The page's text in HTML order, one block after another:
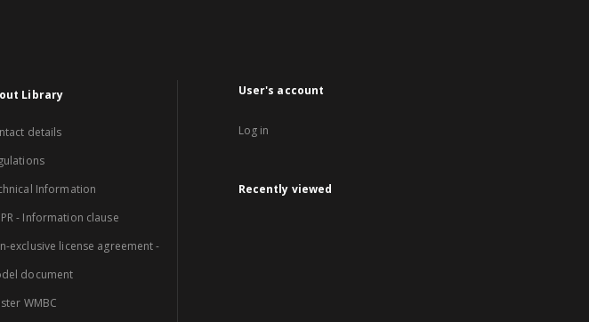
Library
details
Information
- Information clause
exclusive license agreement -
document
WMBC
User's account
Log in
Recently viewed